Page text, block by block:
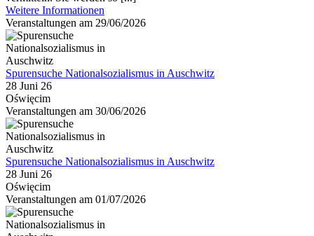
Weitere Informationen
Veranstaltungen am 29/06/2026
Spurensuche Nationalsozialismus in Auschwitz
28 Juni 26
Oświęcim
Veranstaltungen am 30/06/2026
Spurensuche Nationalsozialismus in Auschwitz
28 Juni 26
Oświęcim
Veranstaltungen am 01/07/2026